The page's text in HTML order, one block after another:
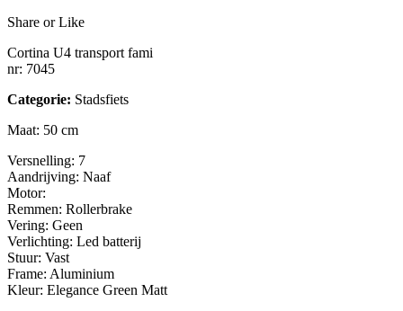
Share or Like
Cortina U4 transport fami
nr: 7045
Categorie: Stadsfiets
Maat: 50 cm
Versnelling: 7
Aandrijving: Naaf
Motor:
Remmen: Rollerbrake
Vering: Geen
Verlichting: Led batterij
Stuur: Vast
Frame: Aluminium
Kleur: Elegance Green Matt